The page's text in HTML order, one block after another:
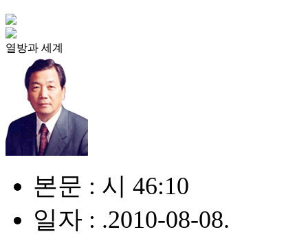
열방과 세계
본문 : 시 46:10
일자 : .2010-08-08.